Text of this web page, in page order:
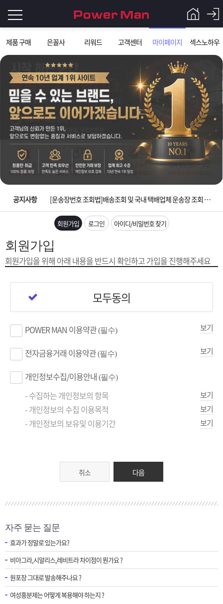
제품 구매 은꼴사 리워드 고객센터 마이페이지 섹스노하우
그
인
이
필
요
니
로
Q&A
파
워
맨
제
품
매
은
사
스
노
우
고
객
터
마
페
이
문
조
공지사항
입금확인이 안되는 상황을 대비해 꼭 입금후 고객센터 연락바랍니다.
[2026구정 연휴]설 연휴 배송 및 휴무 안내
[운송장번호 조회법]배송조회 및 국내 택배업체 운송장 조회 하는법
[ios앱 오픈]아이폰 고객 앱설치 가능합니다.
[무인택배함 이용 안내] 집 밖에 주소로 택배 받기
[2026구정 연휴]설 연휴 배송 및 휴무 안내
회원가입 로그인 아이디/비밀번호 찾기
회원가입
회원가입을 위해 아래 내용을반드시 확인하고 가입을 진행해주세요
모두동의
POWER MAN 이용약관(필수) 보기
전자금융거래 이용약관(필수) 보기
개인정보수집/이용안내 (필수)
- 수집하는 개인정보의 항목 보기
- 개인정보의 수집 이용목적 보기
- 개인정보의 보유및 이용기간 보기
취소 다음
자주 묻는 질문
효과가 정말로 있는가요?
비아그라,시알리스,레비트라 차이점이 뭔가요 ?
원포장 그대로 발송해주나요 ?
여성흥분제는 어떻게 복용해야 하는지 ?